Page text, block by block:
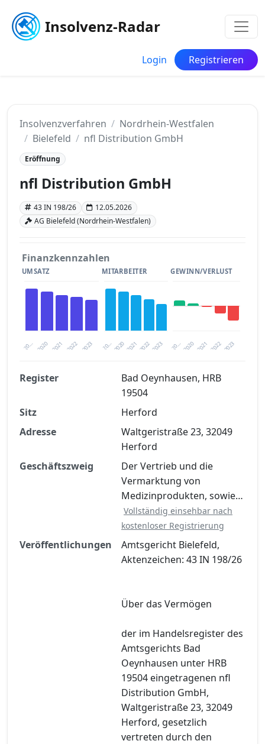
Insolvenz-Radar
Login Registrieren
Insolvenzverfahren
Nordrhein-Westfalen
Bielefeld
nfl Distribution GmbH
Eröffnung
nfl Distribution GmbH
43 IN 198/26
12.05.2026
AG Bielefeld (Nordrhein-Westfalen)
Finanzkennzahlen
UMSATZ
20… 2021 2023
2020 2022
MITARBEITER
20… 2021 2023
2020 2022
GEWINN/VERLUST
20… 2021 2023
2020 2022
Finanzkennzahlen nach kostenloser
Registrierung verfügbar
Jetzt kostenlos registrieren
Register
Bad Oeynhausen, HRB
19504
Sitz
Herford
Adresse
Waltgeristraße 23, 32049
Herford
Geschäftszweig
Der Vertrieb und die
Vermarktung von
Medizinprodukten, sowie…
Vollständig einsehbar nach
kostenloser Registrierung
Veröffentlichungen
Amtsgericht Bielefeld,
Aktenzeichen: 43 IN 198/26
Über das Vermögen
der im Handelsregister des
Amtsgerichts Bad
Oeynhausen unter HRB
19504 eingetragenen nfl
Distribution GmbH,
Waltgeristraße 23, 32049
Herford, gesetzlich
vertreten durch den